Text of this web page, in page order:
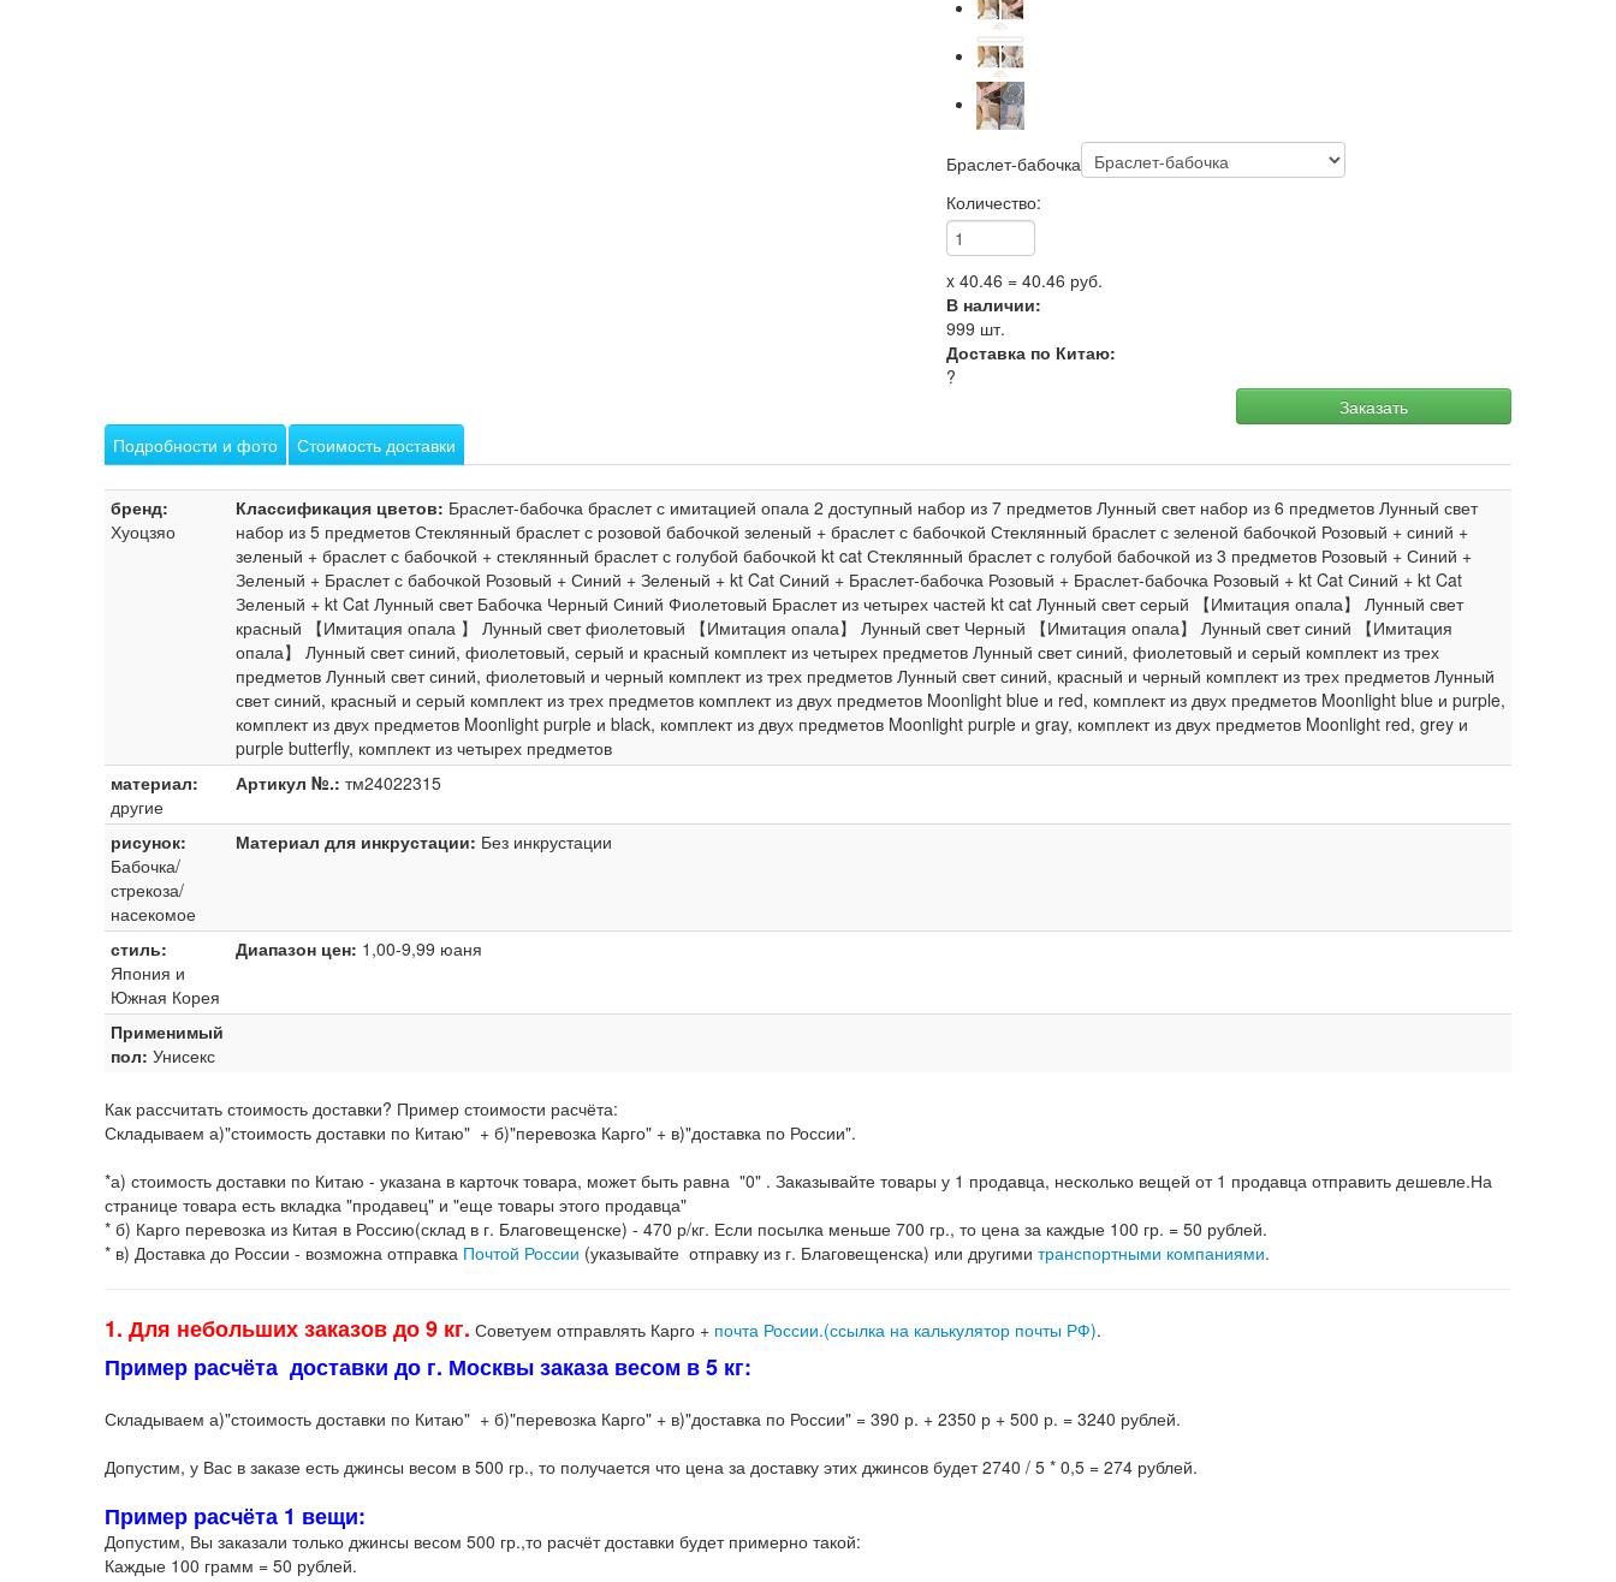
Браслет-бабочка
Количество:
x 40.46 = 40.46 руб.
В наличии:
999 шт.
Доставка по Китаю:
?
Заказать
Подробности и фото
Стоимость доставки
бренд:
Хуоцзяо
Классификация цветов: Браслет-бабочка браслет с имитацией опала 2 доступный набор из 7 предметов Лунный свет набор из 6 предметов Лунный свет
набор из 5 предметов Стеклянный браслет с розовой бабочкой зеленый + браслет с бабочкой Стеклянный браслет с зеленой бабочкой Розовый + синий +
зеленый + браслет с бабочкой + стеклянный браслет с голубой бабочкой kt cat Стеклянный браслет с голубой бабочкой из 3 предметов Розовый + Синий +
Зеленый + Браслет с бабочкой Розовый + Синий + Зеленый + kt Cat Синий + Браслет-бабочка Розовый + Браслет-бабочка Розовый + kt Cat Синий + kt Cat
Зеленый + kt Cat Лунный свет Бабочка Черный Синий Фиолетовый Браслет из четырех частей kt cat Лунный свет серый 【Имитация опала】 Лунный свет
красный 【Имитация опала 】 Лунный свет фиолетовый 【Имитация опала】 Лунный свет Черный 【Имитация опала】 Лунный свет синий 【Имитация
опала】 Лунный свет синий, фиолетовый, серый и красный комплект из четырех предметов Лунный свет синий, фиолетовый и серый комплект из трех
предметов Лунный свет синий, фиолетовый и черный комплект из трех предметов Лунный свет синий, красный и черный комплект из трех предметов Лунный
свет синий, красный и серый комплект из трех предметов комплект из двух предметов Moonlight blue и red, комплект из двух предметов Moonlight blue и purple,
комплект из двух предметов Moonlight purple и black, комплект из двух предметов Moonlight purple и gray, комплект из двух предметов Moonlight red, grey и
purple butterfly, комплект из четырех предметов
материал:
другие
Артикул №.: тм24022315
рисунок:
Бабочка/
стрекоза/
насекомое
Материал для инкрустации: Без инкрустации
стиль:
Япония и
Южная Корея
Диапазон цен: 1,00-9,99 юаня
Применимый
пол: Унисекс
Как рассчитать стоимость доставки? Пример стоимости расчёта:
Складываем а)"стоимость доставки по Китаю" + б)"перевозка Карго" + в)"доставка по России".
*а) стоимость доставки по Китаю - указана в карточк товара, может быть равна "0" . Заказывайте товары у 1 продавца, несколько вещей от 1 продавца отправить дешевле.На
странице товара есть вкладка "продавец" и "еще товары этого продавца"
* б) Карго перевозка из Китая в Россию(склад в г. Благовещенске) - 470 р/кг. Если посылка меньше 700 гр., то цена за каждые 100 гр. = 50 рублей.
* в) Доставка до России - возможна отправка Почтой России (указывайте отправку из г. Благовещенска) или другими транспортными компаниями.
1. Для небольших заказов до 9 кг. Советуем отправлять Карго + почта России.(ссылка на калькулятор почты РФ).
Пример расчёта доставки до г. Москвы заказа весом в 5 кг:
Складываем а)"стоимость доставки по Китаю" + б)"перевозка Карго" + в)"доставка по России" = 390 р. + 2350 р + 500 р. = 3240 рублей.
Допустим, у Вас в заказе есть джинсы весом в 500 гр., то получается что цена за доставку этих джинсов будет 2740 / 5 * 0,5 = 274 рублей.
Пример расчёта 1 вещи:
Допустим, Вы заказали только джинсы весом 500 гр.,то расчёт доставки будет примерно такой:
Каждые 100 грамм = 50 рублей.